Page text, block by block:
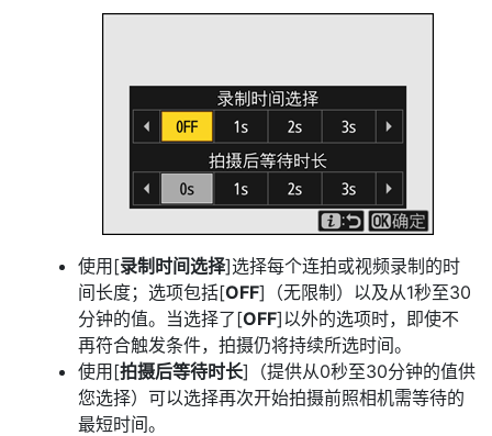
使用[录制时间选择]选择每个连拍或视频录制的时
间长度；选项包括[OFF]（无限制）以及从1秒至30
分钟的值。当选择了[OFF]以外的选项时，即使不
再符合触发条件，拍摄仍将持续所选时间。
使用[拍摄后等待时长]（提供从0秒至30分钟的值供
您选择）可以选择再次开始拍摄前照相机需等待的
最短时间。